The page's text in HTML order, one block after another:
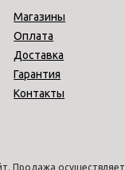
Магазины
Оплата
Доставка
Гарантия
Контакты
Продажа